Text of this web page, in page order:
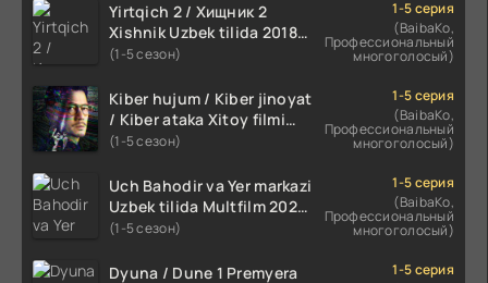
Yirtqich 2 / Хищник 2
Xishnik Uzbek tilida 2018-
2024 O'zbekcha tarjima
(1-5 сезон)
1-5 серия
(BaibaKo,
Профессиональный
многоголосый)
Kiber hujum / Kiber jinoyat
/ Kiber ataka Xitoy filmi
Uzbek tilida O'zbekcha
HD skachat
(1-5 сезон)
1-5 серия
(BaibaKo,
Профессиональный
многоголосый)
Uch Bahodir va Yer markazi
Uzbek tilida Multfilm 2025
tarjima HD skachat
(1-5 сезон)
1-5 серия
(BaibaKo,
Профессиональный
многоголосый)
Dyuna / Dune 1 Premyera
1-5 серия